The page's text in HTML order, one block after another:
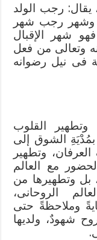
يقال: رجب الولد
وشهر رجب شهر
شهر الإقبال
وتعالى من فعل
فى نيل رضوانه
القلوب
الشوق إلى
وتطهير
مع العالم
بل وتطهيرها من
الروحانى،
وملاحظةً حتى
شهودٌ، ولديها